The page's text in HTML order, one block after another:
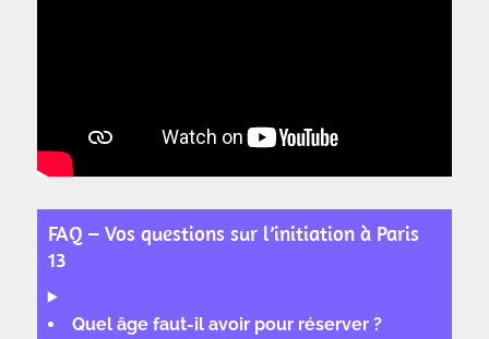
FAQ – Vos questions sur l’initiation à Paris
13
Quel âge faut-il avoir pour réserver ?